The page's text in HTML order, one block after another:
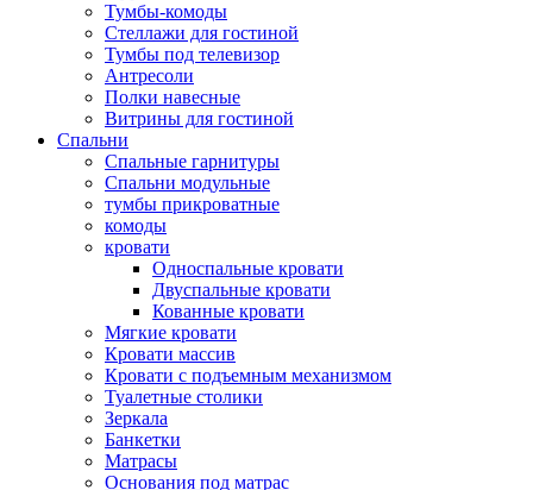
Тумбы-комоды
Стеллажи для гостиной
Тумбы под телевизор
Антресоли
Полки навесные
Витрины для гостиной
Спальни
Спальные гарнитуры
Спальни модульные
тумбы прикроватные
комоды
кровати
Односпальные кровати
Двуспальные кровати
Кованные кровати
Мягкие кровати
Кровати массив
Кровати с подъемным механизмом
Туалетные столики
Зеркала
Банкетки
Матрасы
Основания под матрас